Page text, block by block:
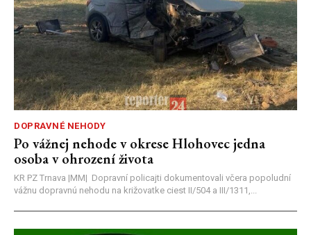
DOPRAVNÉ NEHODY
Po vážnej nehode v okrese Hlohovec jedna
osoba v ohrození života
KR PZ Trnava |MM| Dopravní policajti dokumentovali včera popoludní
vážnu dopravnú nehodu na križovatke ciest II/504 a III/1311,...